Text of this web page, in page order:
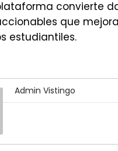
convierte
que
estudiantiles.
Admin Vistingo